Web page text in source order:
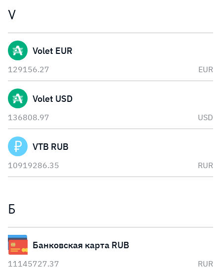
V
Volet EUR
129156.27 EUR
Volet USD
136808.97 USD
VTB RUB
10919286.35 RUR
Б
Банковская карта RUB
11145727.37 RUR